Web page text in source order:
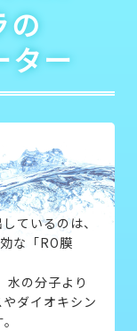
の
ター
ているのは、
な「RO膜
水の分子より
ダイオキシン